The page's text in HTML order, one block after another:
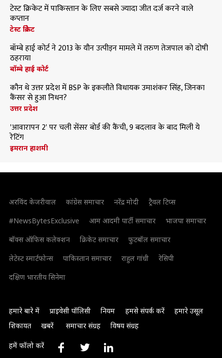
टेस्ट क्रिकेट में पाकिस्तान के लिए सबसे ज्यादा जीत दर्ज करने वाले
कप्तान
टेस्ट क्रिकेट
बॉम्बे हाई कोर्ट ने 2013 के यौन उत्पीड़न मामले में तरुण तेजपाल को दोषी
ठहराया
बॉम्बे हाई कोर्ट
कौन थे उत्तर प्रदेश में BSP के इकलौते विधायक उमाशंकर सिंह, जिनका
कैंसर से हुआ निधन?
उत्तर प्रदेश
'आवारापन 2' पर चली सेंसर बोर्ड की कैंची, 9 बदलाव के बाद मिली ये
रेटिंग
इमरान हाशमी
अरविंद केजरीवाल कांग्रेस समाचार नरेंद्र मोदी
ट्रैवल टिप्स
#NewsBytesExclusive
आम आदमी पार्टी समाचार
भाजपा समाचार
बॉक्स ऑफिस कलेक्शन
क्रिकेट समाचार
फुटबॉल समाचार
लेटेस्ट स्मार्टफोन्स
पाकिस्तान समाचार राहुल गांधी
रेसिपी
दक्षिण भारतीय सिनेमा
हमारे बारे में प्राइवेसी पॉलिसी नियम हमसे संपर्क करें
हमारे उसूल
शिकायत
खबरें समाचार संग्रह विषय संग्रह
हमें फॉलो करें